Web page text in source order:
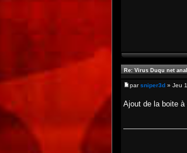
Re: Virus Duqu net
parsniper3d » Jeu
Ajout de la boite